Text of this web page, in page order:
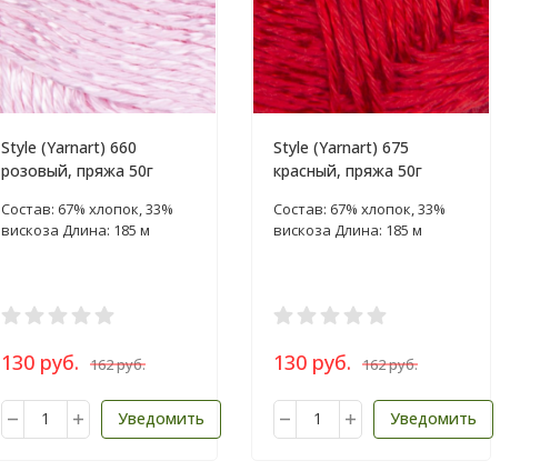
Style (Yarnart) 660
розовый, пряжа 50г
Состав: 67% хлопок, 33%
вискоза Длина: 185 м
130 руб. 162 руб.
Уведомить
Style (Yarnart) 675
красный, пряжа 50г
Состав: 67% хлопок, 33%
вискоза Длина: 185 м
130 руб. 162 руб.
Уведомить